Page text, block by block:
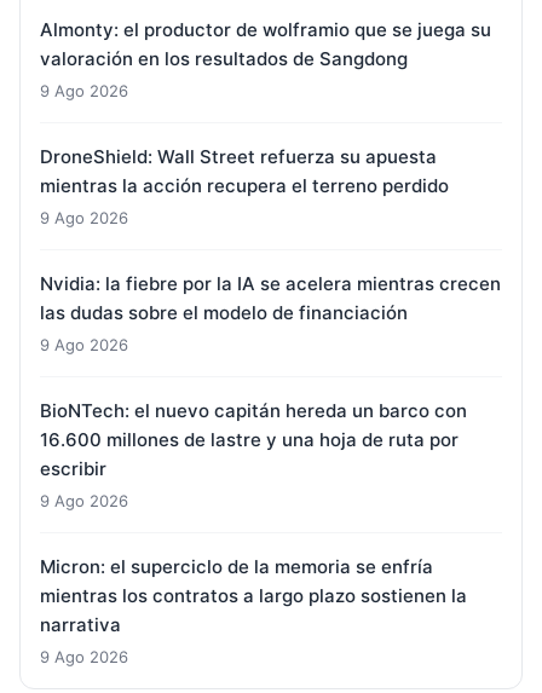
Almonty: el productor de wolframio que se juega su
valoración en los resultados de Sangdong
9 Ago 2026
DroneShield: Wall Street refuerza su apuesta
mientras la acción recupera el terreno perdido
9 Ago 2026
Nvidia: la fiebre por la IA se acelera mientras crecen
las dudas sobre el modelo de financiación
9 Ago 2026
BioNTech: el nuevo capitán hereda un barco con
16.600 millones de lastre y una hoja de ruta por
escribir
9 Ago 2026
Micron: el superciclo de la memoria se enfría
mientras los contratos a largo plazo sostienen la
narrativa
9 Ago 2026